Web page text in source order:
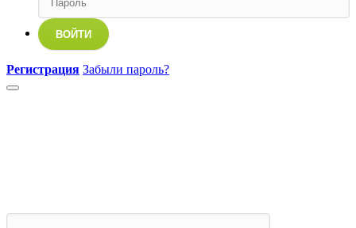
ВОЙТИ
Регистрация Забыли пароль?